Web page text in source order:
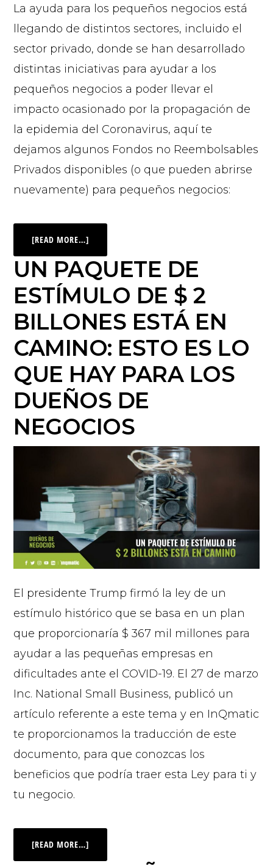
La ayuda para los pequeños negocios está
llegando de distintos sectores, incluido el
sector privado, donde se han desarrollado
distintas iniciativas para ayudar a los
pequeños negocios a poder llevar el
impacto ocasionado por la propagación de
la epidemia del Coronavirus, aquí te
dejamos algunos Fondos no Reembolsables
Privados disponibles (o que pueden abrirse
nuevamente) para pequeños negocios:
[READ MORE…]
UN PAQUETE DE
ESTÍMULO DE $ 2
BILLONES ESTÁ EN
CAMINO: ESTO ES LO
QUE HAY PARA LOS
DUEÑOS DE
NEGOCIOS
El presidente Trump firmó la ley de un
estímulo histórico que se basa en un plan
que proporcionaría $ 367 mil millones para
ayudar a las pequeñas empresas en
dificultades ante el COVID-19. El 27 de marzo
Inc. National Small Business, publicó un
artículo referente a este tema y en InQmatic
te proporcionamos la traducción de este
documento, para que conozcas los
beneficios que podría traer esta Ley para ti y
tu negocio.
[READ MORE…]